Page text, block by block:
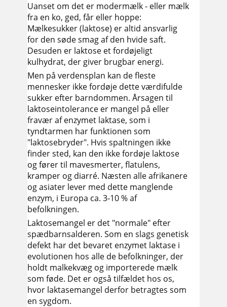
Uanset om det er modermælk - eller mælk
fra en ko, ged, får eller hoppe:
Mælkesukker (laktose) er altid ansvarlig
for den søde smag af den hvide saft.
Desuden er laktose et fordøjeligt
kulhydrat, der giver brugbar energi.
Men på verdensplan kan de fleste
mennesker ikke fordøje dette værdifulde
sukker efter barndommen. Årsagen til
laktoseintolerance er mangel på eller
fravær af enzymet laktase, som i
tyndtarmen har funktionen som
"laktosebryder". Hvis spaltningen ikke
finder sted, kan den ikke fordøje laktose
og fører til mavesmerter, flatulens,
kramper og diarré. Næsten alle afrikanere
og asiater lever med dette manglende
enzym, i Europa ca. 3-10 % af
befolkningen.
Laktosemangel er det "normale" efter
spædbarnsalderen. Som en slags genetisk
defekt har det bevaret enzymet laktase i
evolutionen hos alle de befolkninger, der
holdt malkekvæg og importerede mælk
som føde. Det er også tilfældet hos os,
hvor laktasemangel derfor betragtes som
en sygdom.